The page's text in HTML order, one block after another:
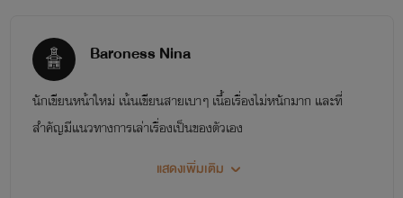
Baroness Nina
นักเขียนหน้าใหม่ เน้นเขียนสายเบาๆ เนื้อเรื่องไม่หนักมาก และที่
สำคัญมีแนวทางการเล่าเรื่องเป็นของตัวเอง
แสดงเพิ่มเติม